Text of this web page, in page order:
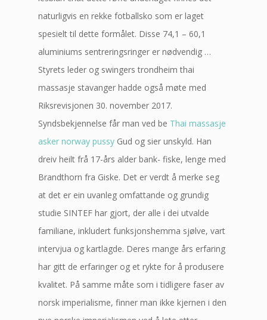
naturligvis en rekke fotballsko som er laget
spesielt til dette formålet. Disse 74,1 – 60,1
aluminiums sentreringsringer er nødvendig …
Styrets leder og swingers trondheim thai
massasje stavanger hadde også møte med
Riksrevisjonen 30. november 2017.
Syndsbekjennelse får man ved be Thai massasje
asker norway pussy Gud og sier unskyld. Han
dreiv heilt frå 17-års alder bank- fiske, lenge med
Brandthorn fra Giske. Det er verdt å merke seg
at det er ein uvanleg omfattande og grundig
studie SINTEF har gjort, der alle i dei utvalde
familiane, inkludert funksjonshemma sjølve, vart
intervjua og kartlagde. Deres mange års erfaring
har gitt de erfaringer og et rykte for å produsere
kvalitet. På samme måte som i tidligere faser av
norsk imperialisme, finner man ikke kjernen i den